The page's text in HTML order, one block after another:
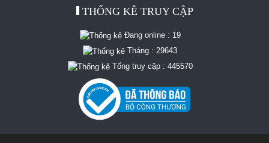
THỐNG KÊ TRUY CẬP
Đang online : 19
Tháng : 29643
Tổng truy cập : 445570